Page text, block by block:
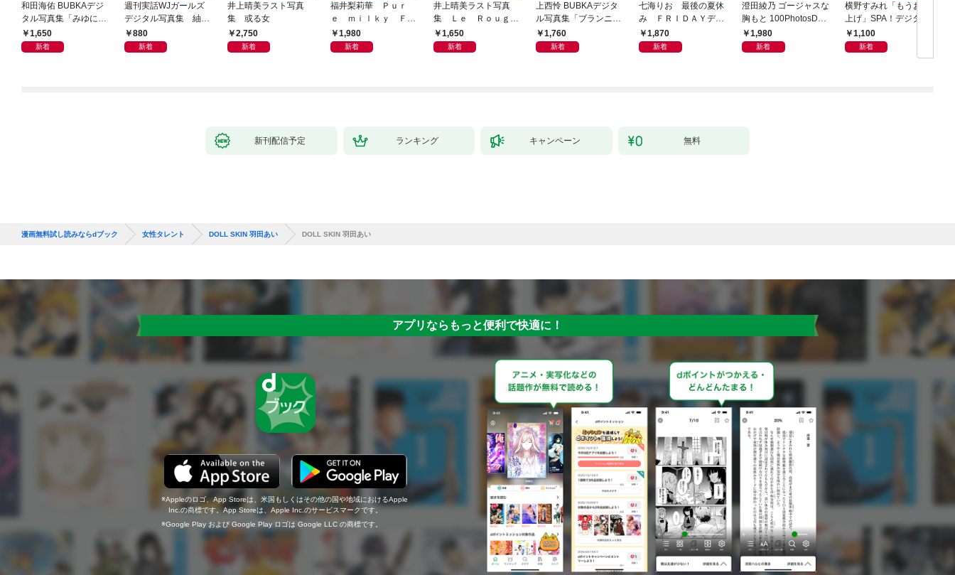
和田海佑 BUBKAデジ
タル写真集「みゆに夢
中。」
1,650
新着
週刊実話WJガールズ
デジタル写真集 紬柊
「あなたに触れたい」
featuring 三島ゆう
880
新着
井上晴美ラスト写真
集 或る女
2,750
新着
福井梨莉華 Ｐｕｒ
ｅ ｍｉｌｋｙ ＦＲ
ＩＤＡＹデジタル写真
集
1,980
新着
井上晴美ラスト写真
集 Ｌｅ Ｒｏｕｇ
ｅ ｅｔ ｌｅ Ｎｏ
ｉｒ
1,650
新着
上西怜 BUBKAデジタ
ル写真集「ブランニュ
ー・レイ」
1,760
新着
七海りお 最後の夏休
み ＦＲＩＤＡＹデジ
タル写真集
1,870
新着
澄田綾乃 ゴージャスな
胸もと 100PhotosDX[s
abra net e-Book]
1,980
新着
横野すみれ「もうお手
上げ」SPA！デジタル
写真集
1,100
新着
新刊配信予定 ランキング キャンペーン 無料
漫画無料試し読みならdブック 女性タレント DOLL SKIN 羽田あい DOLL SKIN 羽田あい
アプリならもっと便利で快適に！
Appleのロゴ、App Storeは、米国もしくはその他の国や地域におけるApple
Inc.の商標です。App Storeは、Apple Inc.のサービスマークです。
Google Play および Google Play ロゴは Google LLC の商標です。